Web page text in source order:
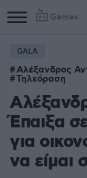
Games
GALA
Αλέξανδρος
Τηλεόραση
Έπαιξα
για
να είμαι